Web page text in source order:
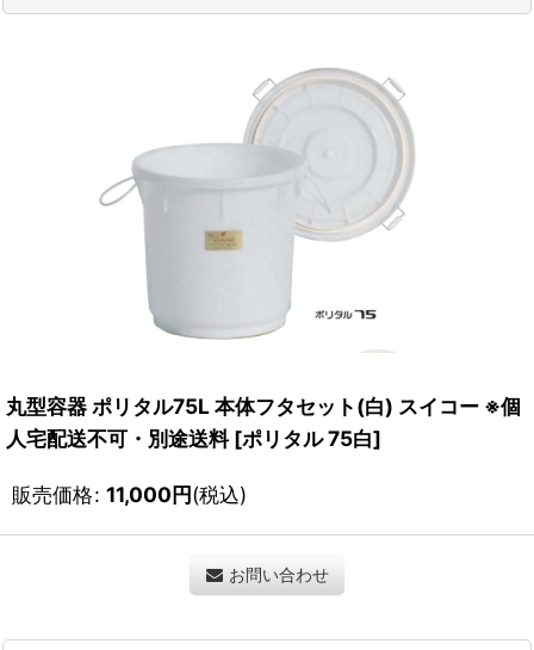
丸型容器 ポリタル75L 本体フタセット(白) スイコー ※個
人宅配送不可・別途送料 [ポリタル 75白]
販売価格: 11,000円(税込)
お問い合わせ